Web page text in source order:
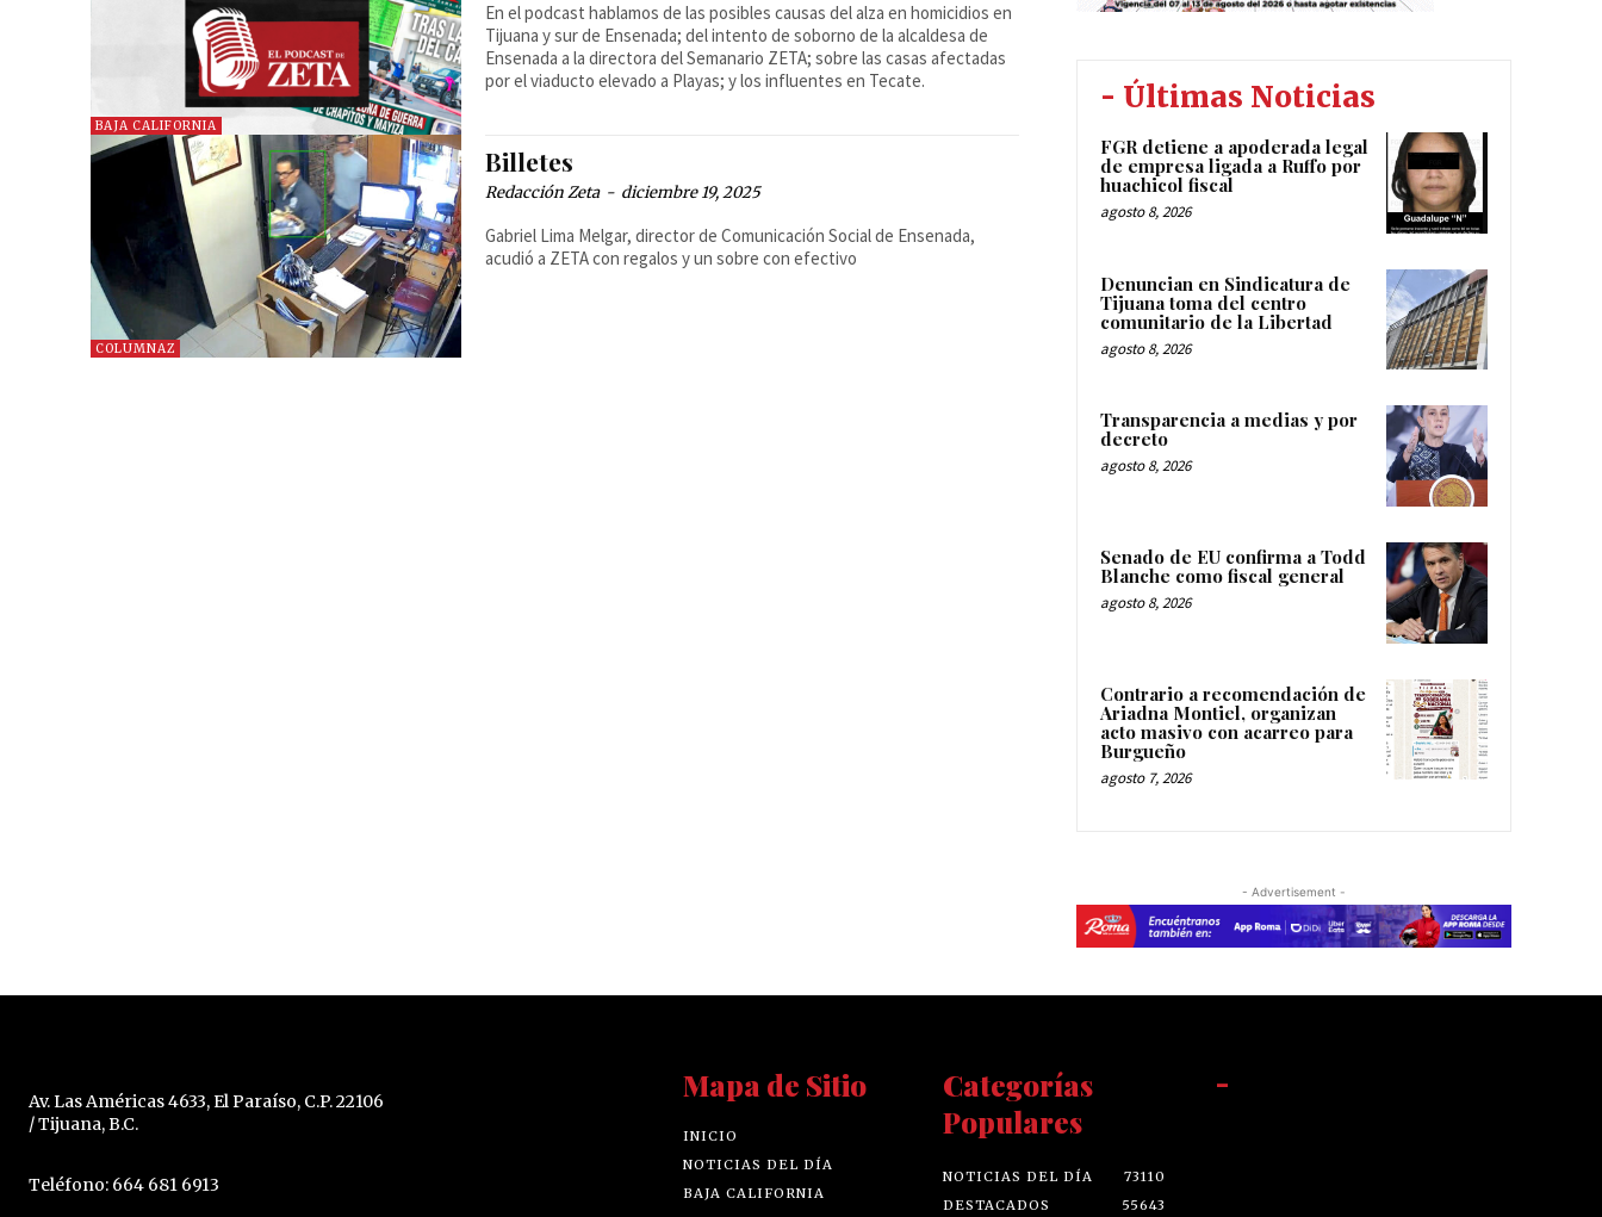
BAJA CALIFORNIA
En el podcast hablamos de las posibles causas del alza en homicidios en
Tijuana y sur de Ensenada; del intento de soborno de la alcaldesa de
Ensenada a la directora del Semanario ZETA; sobre las casas afectadas
por el viaducto elevado a Playas; y los influentes en Tecate.
COLUMNAZ
Billetes
Redacción Zeta - diciembre 19, 2025
Gabriel Lima Melgar, director de Comunicación Social de Ensenada,
acudió a ZETA con regalos y un sobre con efectivo
- Últimas Noticias
FGR detiene a apoderada legal
de empresa ligada a Ruffo por
huachicol fiscal
agosto 8, 2026
Denuncian en Sindicatura de
Tijuana toma del centro
comunitario de la Libertad
agosto 8, 2026
Transparencia a medias y por
decreto
agosto 8, 2026
Senado de EU confirma a Todd
Blanche como fiscal general
agosto 8, 2026
Contrario a recomendación de
Ariadna Montiel, organizan
acto masivo con acarreo para
Burgueño
agosto 7, 2026
- Advertisement -
Av. Las Américas 4633, El Paraíso, C.P. 22106
/ Tijuana, B.C.
Teléfono: 664 681 6913
Mapa de Sitio
INICIO
NOTICIAS DEL DÍA
BAJA CALIFORNIA
Categorías
Populares
NOTICIAS DEL DÍA
73110
DESTACADOS
55643
-